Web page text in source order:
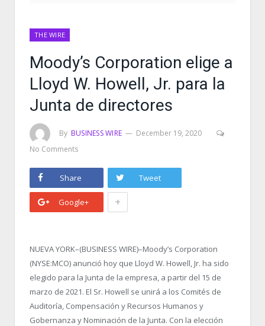
THE WIRE
Moody’s Corporation elige a
Lloyd W. Howell, Jr. para la
Junta de directores
By BUSINESS WIRE
December 19, 2020
No Comments
Share Tweet
Google+ +
NUEVA YORK–(BUSINESS WIRE)–Moody’s Corporation
(NYSE:MCO) anunció hoy que Lloyd W. Howell, Jr. ha sido
elegido para la Junta de la empresa, a partir del 15 de
marzo de 2021. El Sr. Howell se unirá a los Comités de
Auditoría, Compensación y Recursos Humanos y
Gobernanza y Nominación de la Junta. Con la elección